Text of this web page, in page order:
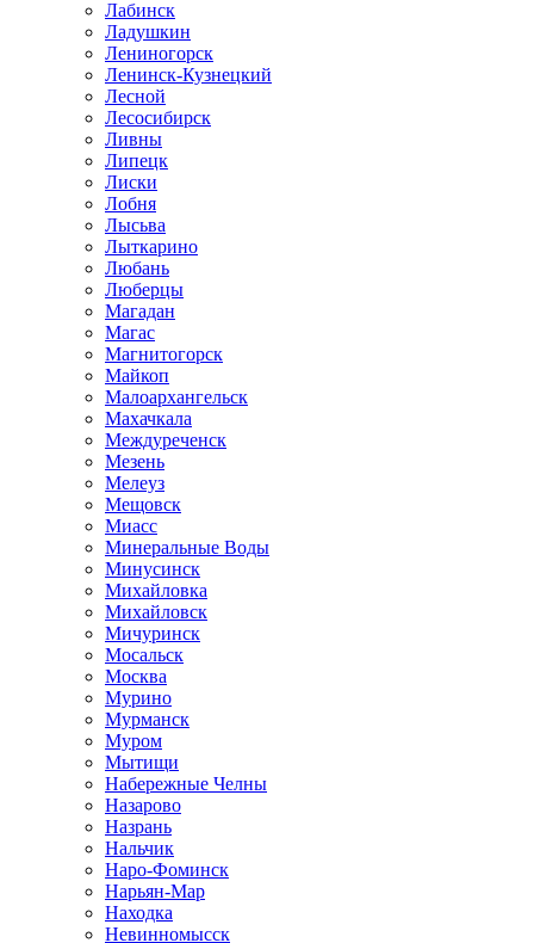
Лабинск
Ладушкин
Лениногорск
Ленинск-Кузнецкий
Лесной
Лесосибирск
Ливны
Липецк
Лиски
Лобня
Лысьва
Лыткарино
Любань
Люберцы
Магадан
Магас
Магнитогорск
Майкоп
Малоархангельск
Махачкала
Междуреченск
Мезень
Мелеуз
Мещовск
Миасс
Минеральные Воды
Минусинск
Михайловка
Михайловск
Мичуринск
Мосальск
Москва
Мурино
Мурманск
Муром
Мытищи
Набережные Челны
Назарово
Назрань
Нальчик
Наро-Фоминск
Нарьян-Мар
Находка
Невинномысск